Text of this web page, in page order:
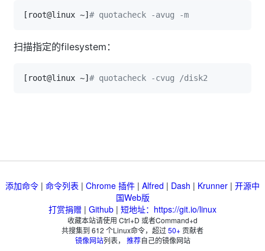
[ root@linux ~] # quotacheck -avug -m
扫描指定的filesystem：
[ root@linux ~] # quotacheck -cvug /disk2
添加命令 | 命令列表 | Chrome 插件 | Alfred | Dash | Krunner | 开源中
国Web版
打赏捐赠 | Github | 短地址：https://git.io/linux
收藏本站请使用 Ctrl+D 或者Command+d
共搜集到 612 个Linux命令，超过50+贡献者
镜像网站列表， 推荐自己的镜像网站